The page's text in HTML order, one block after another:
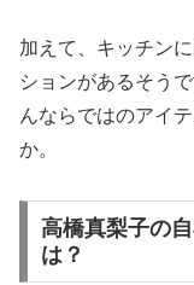
加えて、キッチン
ションがあるそう
んならではのアイ
か。
高橋真梨子の
は？